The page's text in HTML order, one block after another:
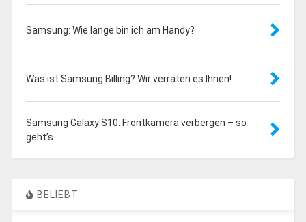
Samsung: Wie lange bin ich am Handy?
Was ist Samsung Billing? Wir verraten es Ihnen!
Samsung Galaxy S10: Frontkamera verbergen – so
geht’s
BELIEBT